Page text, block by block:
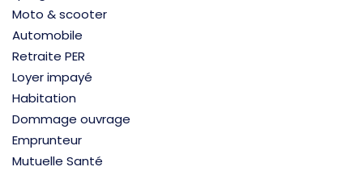
Moto & scooter
Automobile
Retraite PER
Loyer impayé
Habitation
Dommage ouvrage
Emprunteur
Mutuelle Santé